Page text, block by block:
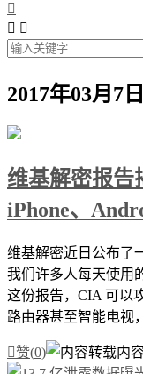

 
2017年03月7
维基解密报告
iPhone、
维基解密近日公布了
我们许多人每天使用
这份报告，CIA 可以
路由器甚至智能电视
赞(0) 内